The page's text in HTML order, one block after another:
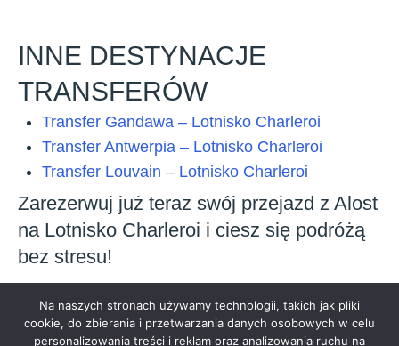
INNE DESTYNACJE
TRANSFERÓW
Transfer Gandawa – Lotnisko Charleroi
Transfer Antwerpia – Lotnisko Charleroi
Transfer Louvain – Lotnisko Charleroi
Zarezerwuj już teraz swój przejazd z Alost
na Lotnisko Charleroi i ciesz się podróżą
bez stresu!
Na naszych stronach używamy technologii, takich jak pliki
cookie, do zbierania i przetwarzania danych osobowych w celu
personalizowania treści i reklam oraz analizowania ruchu na